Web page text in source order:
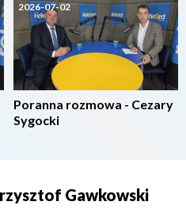
2026-07-02
Poranna rozmowa - Cezary
Sygocki
Gawkowski